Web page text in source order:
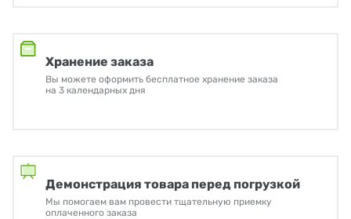
Хранение заказа
Вы можете оформить бесплатное хранение заказа
на 3 календарных дня
Демонстрация товара перед погрузкой
Мы помогаем вам провести тщательную приемку
оплаченного заказа